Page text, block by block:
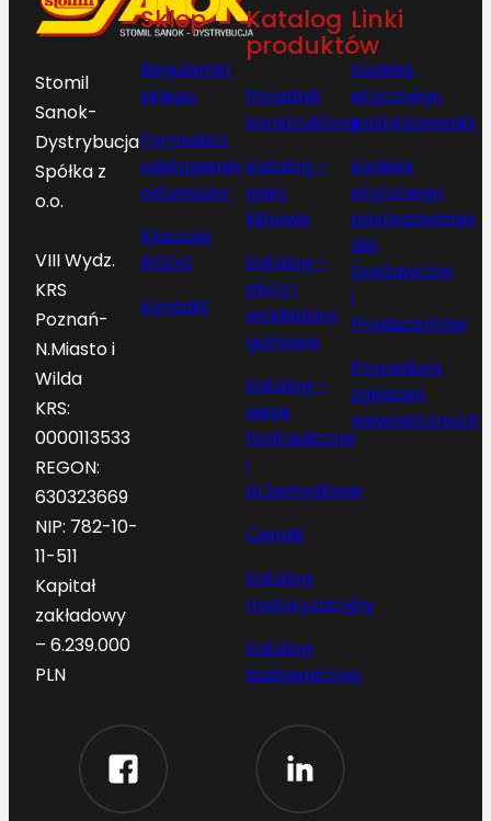
Stomil
Sanok-
Dystrybucja
Spółka z
o.o.
VIII Wydz.
KRS
Poznań-
N.Miasto i
Wilda
KRS:
0000113533
REGON:
630323669
NIP: 782-10-
11-511
Kapitał
zakładowy
– 6.239.000
PLN
Sklep
Regulamin
sklepu
Formularz
odstąpienia
od umowy
Klauzula
RODO
Kontakt
Katalog
produktów
Poradnik
konstruktora
Katalog –
pasy
klinowe
Katalog –
płyty i
wykładziny
gumowe
Katalog –
węże
hydrauliczne
i
przemysłowe
Cennik
Katalog
motoryzacyjny
Katalog
budownictwo
Linki
Kodeks
etycznego
postępowania
Kodeks
etycznego
postępowania
dla
Dostawców
i
Producentów
Procedura
zgłoszeń
wewnętrznych